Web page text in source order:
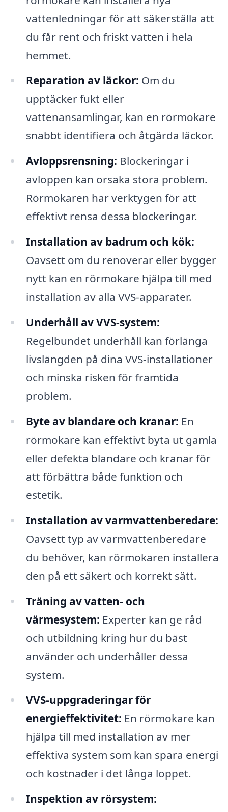
vattenledningar för att säkerställa att
du får rent och friskt vatten i hela
hemmet.
Reparation av läckor: Om du
upptäcker fukt eller
vattenansamlingar, kan en rörmokare
snabbt identifiera och åtgärda läckor.
Avloppsrensning: Blockeringar i
avloppen kan orsaka stora problem.
Rörmokaren har verktygen för att
effektivt rensa dessa blockeringar.
Installation av badrum och kök:
Oavsett om du renoverar eller bygger
nytt kan en rörmokare hjälpa till med
installation av alla VVS-apparater.
Underhåll av VVS-system:
Regelbundet underhåll kan förlänga
livslängden på dina VVS-installationer
och minska risken för framtida
problem.
Byte av blandare och kranar: En
rörmokare kan effektivt byta ut gamla
eller defekta blandare och kranar för
att förbättra både funktion och
estetik.
Installation av varmvattenberedare:
Oavsett typ av varmvattenberedare
du behöver, kan rörmokaren installera
den på ett säkert och korrekt sätt.
Träning av vatten- och
värmesystem: Experter kan ge råd
och utbildning kring hur du bäst
använder och underhåller dessa
system.
VVS-uppgraderingar för
energieffektivitet: En rörmokare kan
hjälpa till med installation av mer
effektiva system som kan spara energi
och kostnader i det långa loppet.
Inspektion av rörsystem: